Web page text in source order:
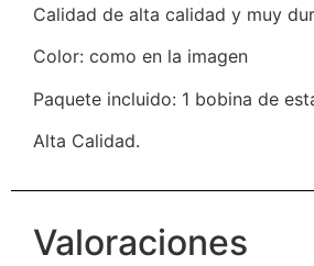
Calidad de alta calidad y muy
Color: como en la imagen
Paquete incluido: 1 bobina de
Alta Calidad.
Valoraciones